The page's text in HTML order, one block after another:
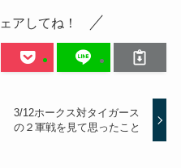
アしてね！
3/12ホークス対タイガース
の２軍戦を見て思ったこと